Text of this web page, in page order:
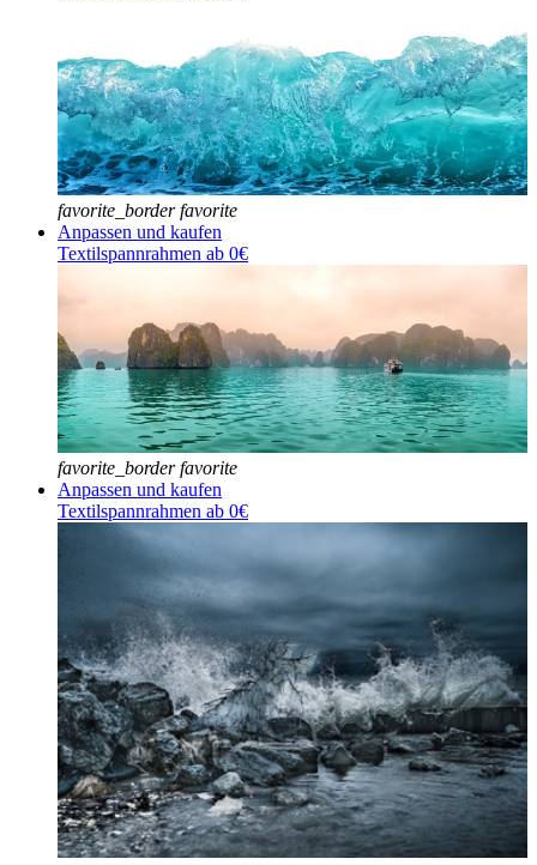
favorite_border favorite
Anpassen und kaufen
Textilspannrahmen ab 0€
favorite_border favorite
Anpassen und kaufen
Textilspannrahmen ab 0€